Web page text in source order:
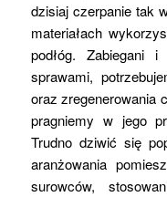
dzisiaj czerpanie tak
materiałach
podłóg. Zabiegani
sprawami,
oraz zregenerowania
pragniemy w jego
Trudno dziwić się
aranżowania
surowców,